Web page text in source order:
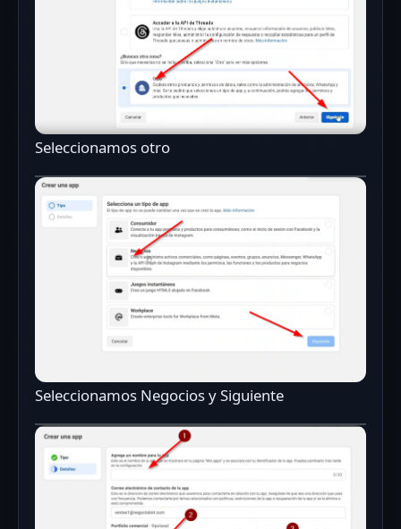
Seleccionamos otro
Seleccionamos Negocios y Siguiente